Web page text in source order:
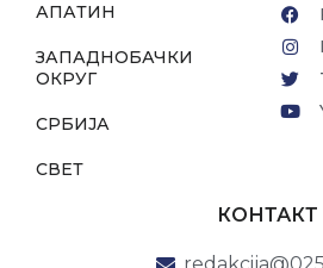
АПАТИН
ЗАПАДНОБАЧКИ
ОКРУГ
СРБИЈА
СВЕТ
КОНТАКТ